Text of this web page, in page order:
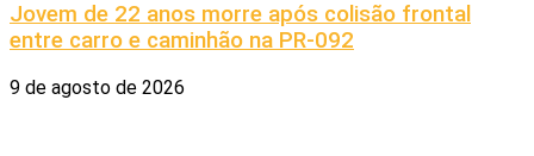
Jovem de 22 anos morre após colisão frontal
entre carro e caminhão na PR-092
9 de agosto de 2026